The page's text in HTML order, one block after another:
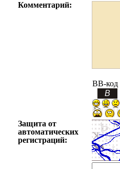
Комментарий:
BB-код
Защита от
автоматических
регистраций: